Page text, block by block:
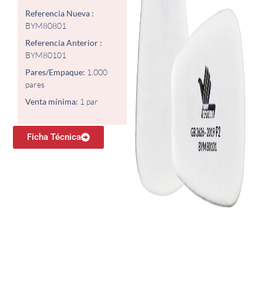
Referencia Nueva :
BYM80801
Referencia Anterior :
BYM80101
Pares/Empaque: 1.000
pares
Venta mínima: 1 par
Ficha Técnica